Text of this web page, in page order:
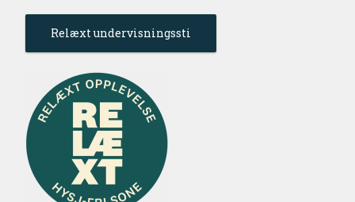
Relæxt undervisningssti